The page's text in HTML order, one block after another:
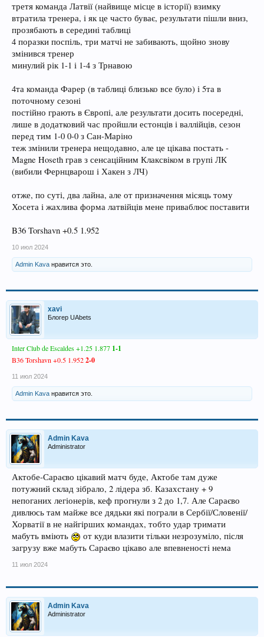
третя команда Латвії (найвище місце в історії) взимку
втратила тренера, і як це часто буває, результати пішли вниз,
прозябають в середині таблиці
4 поразки поспіль, три матчі не забивають, щойно знову
змінився тренер
минулий рік 1-1 і 1-4 з Трнавою
4та команда Фарер (в таблиці близько все було) і 5та в
поточному сезоні
постійно грають в Європі, але результати досить посередні,
лише в додатковий час пройшли естонців і валлійців, сезон
перед тим 1-0 0-0 з Сан-Маріно
теж змінили тренера нещодавно, але це цікава постать -
Magne Hoseth грав з сенсаційним Клаксвіком в групі ЛК
(вибили Фернцварош і Хакен з ЛЧ)
отже, по суті, два лайна, але от призначення місяць тому
Хосета і жахлива форма латвійців мене приваблює поставити
B36 Torshavn +0.5 1.952
10 июл 2024
Admin Kava нравится это.
xavi
Блогер UAbets
Inter Club de Escaldes +1.25 1.877 1-1
B36 Torshavn +0.5 1.9522-0
11 июл 2024
Admin Kava нравится это.
Admin Kava
Administrator
Актобе-Сараєво цікавий матч буде, Актобе там дуже
потужний склад зібрало, 2 лідера зб. Казахстану + 9
непоганих легіонерів, кеф прогнули з 2 до 1,7. Але Сараєво
дивлюсь там майже все дядьки які пограли в Сербії/Словенії/
Хорватії в не найгірших командах, тобто удар тримати
мабуть вміють
от куди влазити тільки незрозуміло, після
загрузу вже мабуть Сараєво цікаво але впевненості нема
11 июл 2024
Admin Kava
Administrator